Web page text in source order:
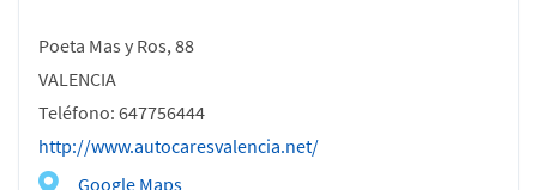
Poeta Mas y Ros, 88
VALENCIA
Teléfono: 647756444
http://www.autocaresvalencia.net/
Google Maps